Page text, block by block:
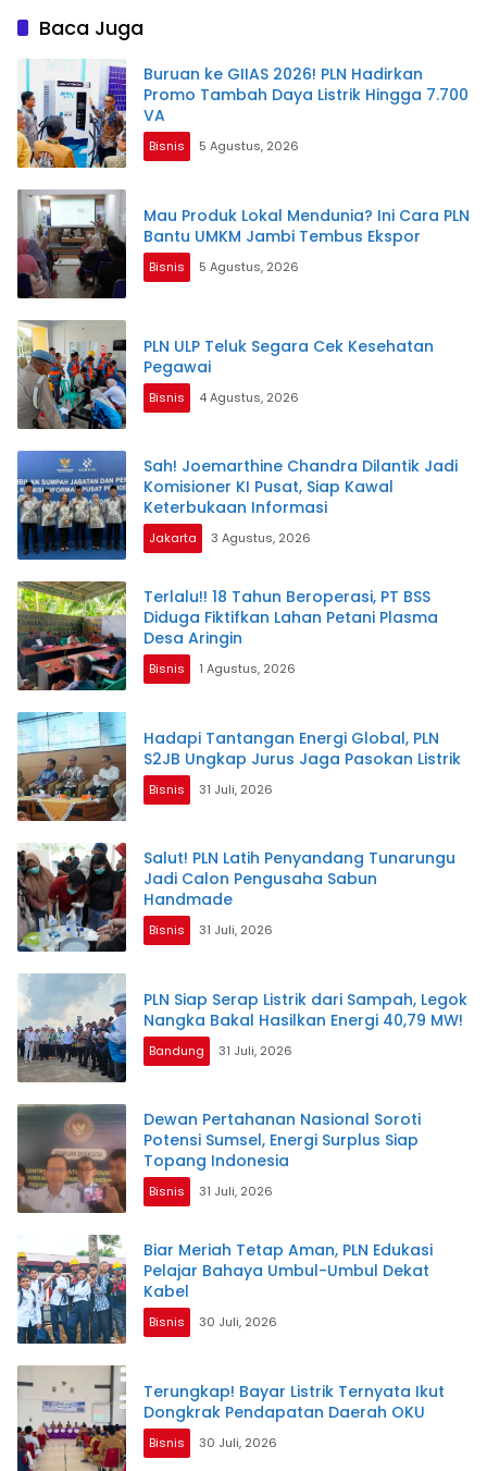
Baca Juga
Buruan ke GIIAS 2026! PLN Hadirkan
Promo Tambah Daya Listrik Hingga 7.700
VA
Bisnis 5 Agustus, 2026
Mau Produk Lokal Mendunia? Ini Cara PLN
Bantu UMKM Jambi Tembus Ekspor
Bisnis 5 Agustus, 2026
PLN ULP Teluk Segara Cek Kesehatan
Pegawai
Bisnis 4 Agustus, 2026
Sah! Joemarthine Chandra Dilantik Jadi
Komisioner KI Pusat, Siap Kawal
Keterbukaan Informasi
Jakarta 3 Agustus, 2026
Terlalu!! 18 Tahun Beroperasi, PT BSS
Diduga Fiktifkan Lahan Petani Plasma
Desa Aringin
Bisnis 1 Agustus, 2026
Hadapi Tantangan Energi Global, PLN
S2JB Ungkap Jurus Jaga Pasokan Listrik
Bisnis 31 Juli, 2026
Salut! PLN Latih Penyandang Tunarungu
Jadi Calon Pengusaha Sabun
Handmade
Bisnis 31 Juli, 2026
PLN Siap Serap Listrik dari Sampah, Legok
Nangka Bakal Hasilkan Energi 40,79 MW!
Bandung 31 Juli, 2026
Dewan Pertahanan Nasional Soroti
Potensi Sumsel, Energi Surplus Siap
Topang Indonesia
Bisnis 31 Juli, 2026
Biar Meriah Tetap Aman, PLN Edukasi
Pelajar Bahaya Umbul-Umbul Dekat
Kabel
Bisnis 30 Juli, 2026
Terungkap! Bayar Listrik Ternyata Ikut
Dongkrak Pendapatan Daerah OKU
Bisnis 30 Juli, 2026